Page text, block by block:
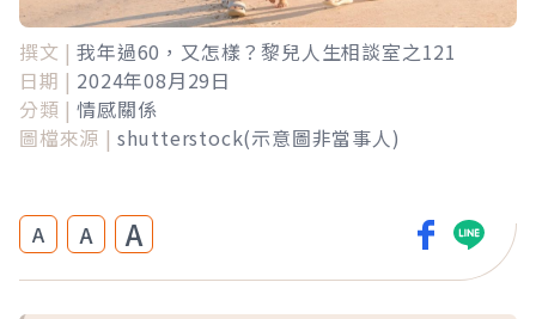
撰文 | 我年過60，又怎樣？黎兒人生相談室之121
日期 | 2024年08月29日
分類 | 情感關係
圖檔來源 | shutterstock(示意圖非當事人)
A A A